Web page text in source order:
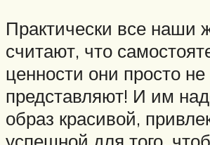
Практически все наши
считают, что
ценности они просто не
представляют! И им
образ красивой,